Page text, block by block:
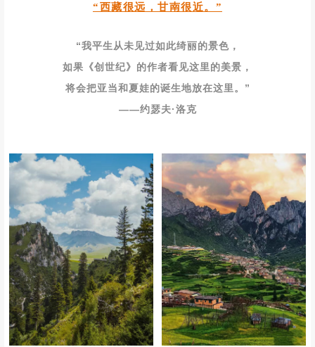
“西藏很远，甘南很近。”
“我平生从未见过如此绮丽的景色，
如果 《创世纪》的作者看见这里的美景，
将会把亚当和夏娃的诞生地放在这里。”
——约瑟夫·洛克